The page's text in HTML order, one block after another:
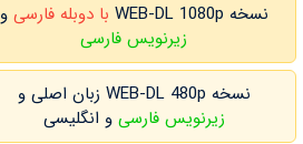
نسخه WEB-DL 1080p با دوبله فارسی و
زیرنویس فارسی
نسخه WEB-DL 480p زبان اصلی و
زیرنویس فارسی و انگلیسی